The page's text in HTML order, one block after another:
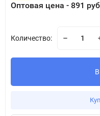
Оптовая цена - 891
Количество: